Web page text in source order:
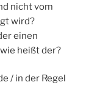
nicht vom
wird?
einen
heißt der?
/ in der Regel